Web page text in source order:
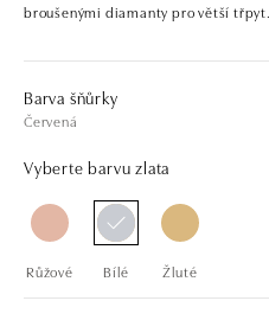
broušenými diamanty pro větší třpyt.
Barva šňůrky
Červená
Vyberte barvu zlata
Růžové Bílé Žluté